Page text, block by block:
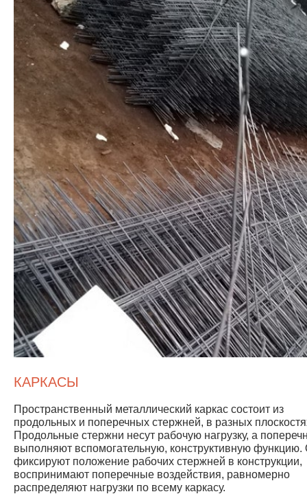
КАРКАСЫ
Пространственный металлический каркас состоит из
продольных и поперечных стержней, в разных
Продольные стержни несут рабочую нагрузку, а
выполняют вспомогательную, конструктивную функцию.
фиксируют положение рабочих стержней в конструкции,
воспринимают поперечные воздействия, равномерно
распределяют нагрузки по всему каркасу.